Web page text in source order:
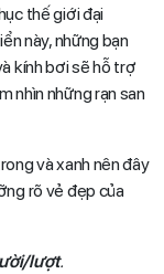
thế giới đại
này, những bạn
kính bơi sẽ hỗ trợ
nhìn những rạn san
và xanh nên đây
rõ vẻ đẹp của
lượt.